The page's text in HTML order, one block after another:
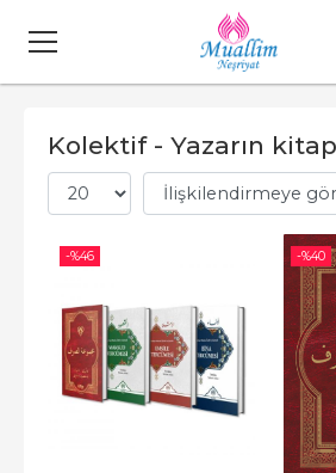
Kolektif - Yazarın
-%46 -%40